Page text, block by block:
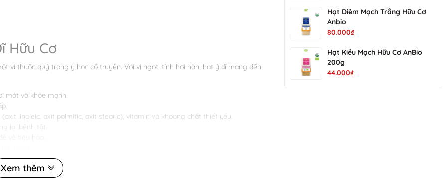
Hữu Cơ
vị thuốc quý trong y học cổ truyền. Với vị ngọt, tính hơi hàn, hạt ý dĩ mang đến
mát và khỏe mạnh.
linoleic, axit palmitic, axit stearic), vitamin và khoáng chất thiết yếu.
lại bệnh tật.
axit béo.
tiết sữa và lợi sữa.
cản trở sự phát triển của tế bào ung thư.
Xem thêm
Hạt Diêm Mạch Trắng Hữu Cơ
Anbio
80.000₫
Hạt Kiều Mạch Hữu Cơ AnBio
200g
44.000₫